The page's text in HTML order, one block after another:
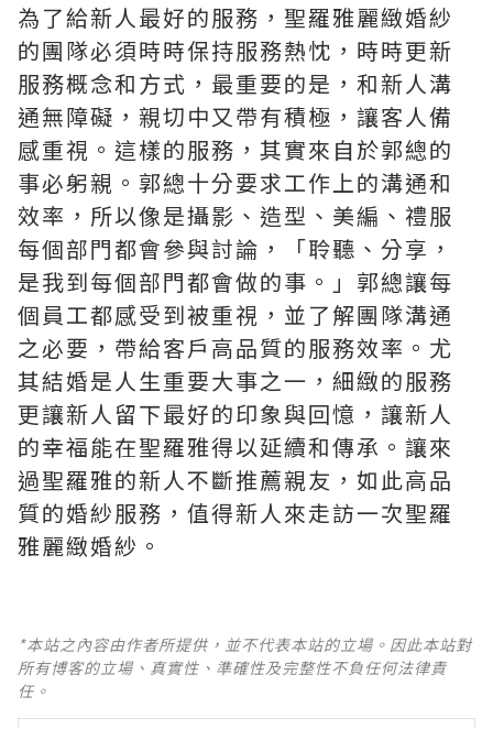
為了給新人最好的服務，聖羅雅麗緻婚紗
的團隊必須時時保持服務熱忱，時時更新
服務概念和方式，最重要的是，和新人溝
通無障礙，親切中又帶有積極，讓客人備
感重視。這樣的服務，其實來自於郭總的
事必躬親。郭總十分要求工作上的溝通和
效率，所以像是攝影、造型、美編、禮服
每個部門都會參與討論，「聆聽、分享，
是我到每個部門都會做的事。」郭總讓每
個員工都感受到被重視，並了解團隊溝通
之必要，帶給客戶高品質的服務效率。尤
其結婚是人生重要大事之一，細緻的服務
更讓新人留下最好的印象與回憶，讓新人
的幸福能在聖羅雅得以延續和傳承。讓來
過聖羅雅的新人不斷推薦親友，如此高品
質的婚紗服務，值得新人來走訪一次聖羅
雅麗緻婚紗。
*本站之內容由作者所提供，並不代表本站的立場。因此本站對
所有博客的立場、真實性、準確性及完整性不負任何法律責
任。